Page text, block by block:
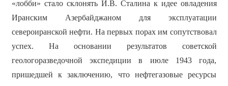
«лобби» стало склонять И.В. Сталина к идее овладения
Иранским Азербайджаном для эксплуатации
североиранской нефти. На первых порах им сопутствовал
успех. На основании результатов советской
геологоразведочной экспедиции в июле 1943 года,
пришедшей к заключению, что нефтегазовые ресурсы